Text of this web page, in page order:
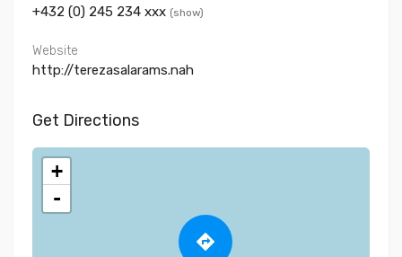
+432 (0) 245 234 xxx (show)
Website
http://terezasalarams.nah
Get Directions
directions
+
-